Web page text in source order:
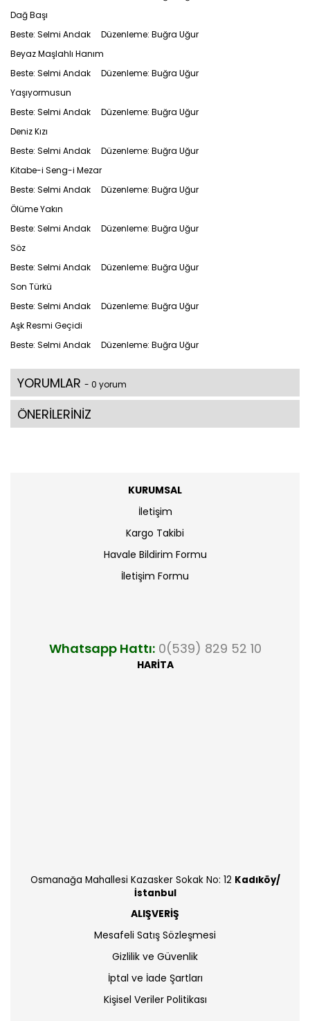
Dağ Başı
Beste: Selmi Andak Düzenleme: Buğra Uğur
Beyaz Maşlahlı Hanım
Beste: Selmi Andak Düzenleme: Buğra Uğur
Yaşıyormusun
Beste: Selmi Andak Düzenleme: Buğra Uğur
Deniz Kızı
Beste: Selmi Andak Düzenleme: Buğra Uğur
Kitabe-i Seng-i Mezar
Beste: Selmi Andak Düzenleme: Buğra Uğur
Ölüme Yakın
Beste: Selmi Andak Düzenleme: Buğra Uğur
Söz
Beste: Selmi Andak Düzenleme: Buğra Uğur
Son Türkü
Beste: Selmi Andak Düzenleme: Buğra Uğur
Aşk Resmi Geçidi
Beste: Selmi Andak Düzenleme: Buğra Uğur
YORUMLAR - 0 yorum
ÖNERİLERİNİZ
KURUMSAL
İletişim
Kargo Takibi
Havale Bildirim Formu
İletişim Formu
Whatsapp Hattı: 0(539) 829 52 10
HARİTA
Osmanağa Mahallesi Kazasker Sokak No: 12 Kadıköy/
İstanbul
ALIŞVERİŞ
Mesafeli Satış Sözleşmesi
Gizlilik ve Güvenlik
İptal ve İade Şartları
Kişisel Veriler Politikası